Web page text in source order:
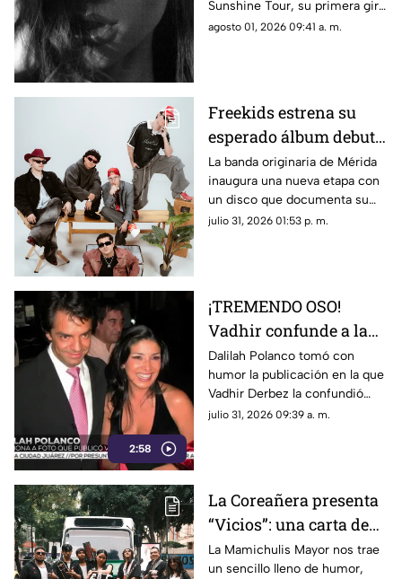
Sunshine Tour, su primera gira
mundial en más de siete años.
agosto 01, 2026 09:41 a. m.
Freekids estrena su
esperado álbum debut:
'Todavía no vuelvo'
La banda originaria de Mérida
inaugura una nueva etapa con
un disco que documenta su
evolución artística y personal.
julio 31, 2026 01:53 p. m.
2:58
¡TREMENDO OSO!
Vadhir confunde a la
ex de su papá con
Alessandra y desata un
escándalo en redes
Dalilah Polanco tomó con
humor la publicación en la que
Vadhir Derbez la confundió
con Alessandra Rosaldo
julio 31, 2026 09:39 a. m.
La Coreañera presenta
“Vicios”: una carta de
amor a la cumbia y
México
La Mamichulis Mayor nos trae
un sencillo lleno de humor,